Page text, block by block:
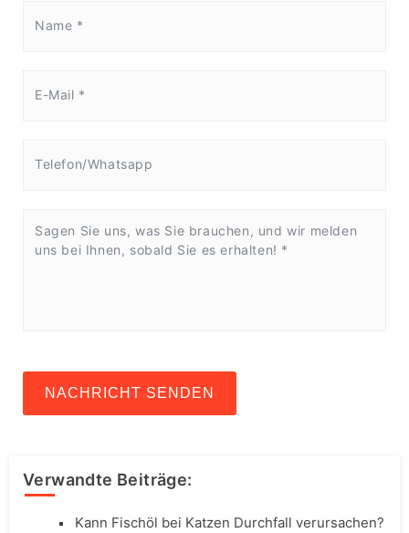
NACHRICHT SENDEN
Verwandte Beiträge:
Kann Fischöl bei Katzen Durchfall verursachen?